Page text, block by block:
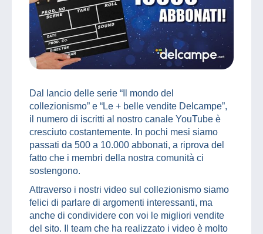
Dal lancio delle serie “Il mondo del
collezionismo” e “Le + belle vendite Delcampe”,
il numero di iscritti al nostro canale YouTube è
cresciuto costantemente. In pochi mesi siamo
passati da 500 a 10.000 abbonati, a riprova del
fatto che i membri della nostra comunità ci
sostengono.
Attraverso i nostri video sul collezionismo siamo
felici di parlare di argomenti interessanti, ma
anche di condividere con voi le migliori vendite
del sito. Il team che ha realizzato i video è molto